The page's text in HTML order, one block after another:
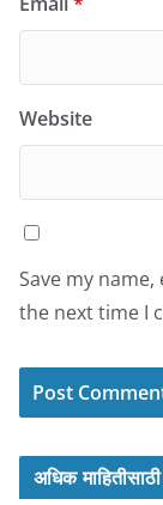
Website
Save my
the next time I
अधिक